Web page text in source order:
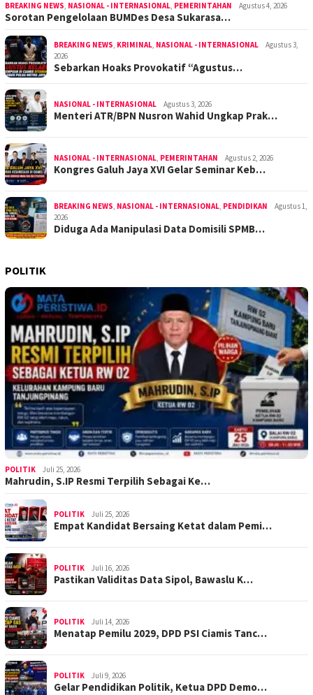
BREAKING NEWS, NASIONAL - INTERNASIONAL, PEMERINTAHAN Agustus 4, 2026
Sorotan Pengelolaan BUMDes Desa Sukarasa…
BREAKING NEWS, KRIMINAL, NASIONAL - INTERNASIONAL
Agustus 3,
2026
Sebarkan Hoaks Provokatif “Agustus…
NASIONAL - INTERNASIONAL Agustus 3, 2026
Menteri ATR/BPN Nusron Wahid Ungkap Prak…
NASIONAL - INTERNASIONAL, PEMERINTAHAN Agustus 2, 2026
Kongres Galuh Jaya XVI Gelar Seminar Keb…
BREAKING NEWS, NASIONAL - INTERNASIONAL, PENDIDIKAN
Agustus 1,
2026
Diduga Ada Manipulasi Data Domisili SPMB…
POLITIK
POLITIK Juli 25, 2026
Mahrudin, S.IP Resmi Terpilih Sebagai Ke…
POLITIK Juli 25, 2026
Empat Kandidat Bersaing Ketat dalam Pemi…
POLITIK Juli 16, 2026
Pastikan Validitas Data Sipol, Bawaslu K…
POLITIK Juli 14, 2026
Menatap Pemilu 2029, DPD PSI Ciamis Tanc…
POLITIK Juli 9, 2026
Gelar Pendidikan Politik, Ketua DPD Demo…